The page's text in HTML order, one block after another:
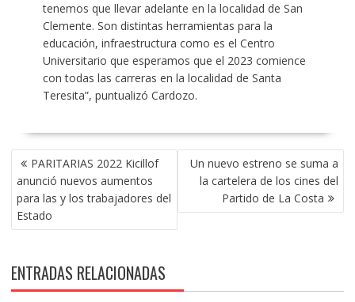
tenemos que llevar adelante en la localidad de San
Clemente. Son distintas herramientas para la
educación, infraestructura como es el Centro
Universitario que esperamos que el 2023 comience
con todas las carreras en la localidad de Santa
Teresita”, puntualizó Cardozo.
NAVEGACIÓN
DE
ENTRADAS
PARITARIAS 2022 Kicillof
anunció nuevos aumentos
para las y los trabajadores del
Estado
Un nuevo estreno se suma a
la cartelera de los cines del
Partido de La Costa
ENTRADAS RELACIONADAS